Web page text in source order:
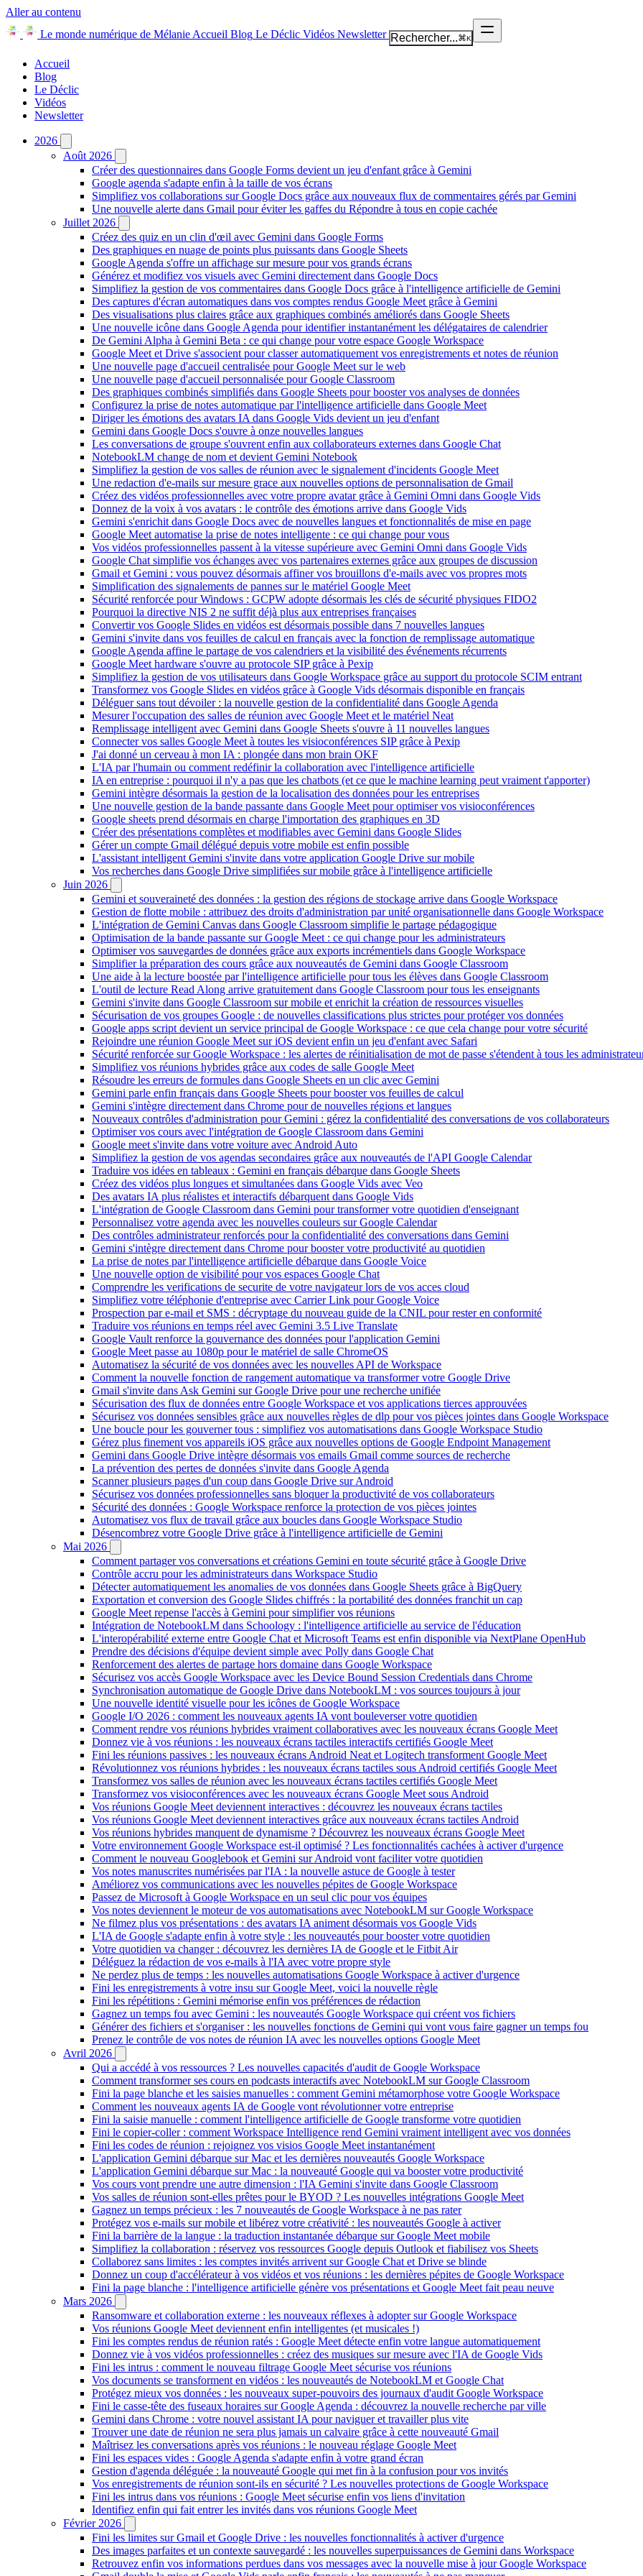
Aller au contenu
Le monde numérique de Mélanie Accueil Blog Le Déclic Vidéos Newsletter Rechercher...⌘K
Accueil
Blog
Le Déclic
Vidéos
Newsletter
2026
Août 2026
Créer des questionnaires dans Google Forms devient un jeu d'enfant grâce à Gemini
Google agenda s'adapte enfin à la taille de vos écrans
Simplifiez vos collaborations sur Google Docs grâce aux nouveaux flux de commentaires gérés par Gemini
Une nouvelle alerte dans Gmail pour éviter les gaffes du Répondre à tous en copie cachée
Juillet 2026
Créez des quiz en un clin d'œil avec Gemini dans Google Forms
Des graphiques en nuage de points plus puissants dans Google Sheets
Google Agenda s'offre un affichage sur mesure pour vos grands écrans
Générez et modifiez vos visuels avec Gemini directement dans Google Docs
Simplifiez la gestion de vos commentaires dans Google Docs grâce à l'intelligence artificielle de Gemini
Des captures d'écran automatiques dans vos comptes rendus Google Meet grâce à Gemini
Des visualisations plus claires grâce aux graphiques combinés améliorés dans Google Sheets
Une nouvelle icône dans Google Agenda pour identifier instantanément les délégataires de calendrier
De Gemini Alpha à Gemini Beta : ce qui change pour votre espace Google Workspace
Google Meet et Drive s'associent pour classer automatiquement vos enregistrements et notes de réunion
Une nouvelle page d'accueil centralisée pour Google Meet sur le web
Une nouvelle page d'accueil personnalisée pour Google Classroom
Des graphiques combinés simplifiés dans Google Sheets pour booster vos analyses de données
Configurez la prise de notes automatique par l'intelligence artificielle dans Google Meet
Diriger les émotions des avatars IA dans Google Vids devient un jeu d'enfant
Gemini dans Google Docs s'ouvre à onze nouvelles langues
Les conversations de groupe s'ouvrent enfin aux collaborateurs externes dans Google Chat
NotebookLM change de nom et devient Gemini Notebook
Simplifiez la gestion de vos salles de réunion avec le signalement d'incidents Google Meet
Une redaction d'e-mails sur mesure grace aux nouvelles options de personnalisation de Gmail
Créez des vidéos professionnelles avec votre propre avatar grâce à Gemini Omni dans Google Vids
Donnez de la voix à vos avatars : le contrôle des émotions arrive dans Google Vids
Gemini s'enrichit dans Google Docs avec de nouvelles langues et fonctionnalités de mise en page
Google Meet automatise la prise de notes intelligente : ce qui change pour vous
Vos vidéos professionnelles passent à la vitesse supérieure avec Gemini Omni dans Google Vids
Google Chat simplifie vos échanges avec vos partenaires externes grâce aux groupes de discussion
Gmail et Gemini : vous pouvez désormais affiner vos brouillons d'e-mails avec vos propres mots
Simplification des signalements de pannes sur le matériel Google Meet
Sécurité renforcée pour Windows : GCPW adopte désormais les clés de sécurité physiques FIDO2
Pourquoi la directive NIS 2 ne suffit déjà plus aux entreprises françaises
Convertir vos Google Slides en vidéos est désormais possible dans 7 nouvelles langues
Gemini s'invite dans vos feuilles de calcul en français avec la fonction de remplissage automatique
Google Agenda affine le partage de vos calendriers et la visibilité des événements récurrents
Google Meet hardware s'ouvre au protocole SIP grâce à Pexip
Simplifiez la gestion de vos utilisateurs dans Google Workspace grâce au support du protocole SCIM entrant
Transformez vos Google Slides en vidéos grâce à Google Vids désormais disponible en français
Déléguer sans tout dévoiler : la nouvelle gestion de la confidentialité dans Google Agenda
Mesurer l'occupation des salles de réunion avec Google Meet et le matériel Neat
Remplissage intelligent avec Gemini dans Google Sheets s'ouvre à 11 nouvelles langues
Connecter vos salles Google Meet à toutes les visioconférences SIP grâce à Pexip
J'ai donné un cerveau à mon IA : plongée dans mon brain OKF
L'IA par l'humain ou comment redéfinir la collaboration avec l'intelligence artificielle
IA en entreprise : pourquoi il n'y a pas que les chatbots (et ce que le machine learning peut vraiment t'apporter)
Gemini intègre désormais la gestion de la localisation des données pour les entreprises
Une nouvelle gestion de la bande passante dans Google Meet pour optimiser vos visioconférences
Google sheets prend désormais en charge l'importation des graphiques en 3D
Créer des présentations complètes et modifiables avec Gemini dans Google Slides
Gérer un compte Gmail délégué depuis votre mobile est enfin possible
L'assistant intelligent Gemini s'invite dans votre application Google Drive sur mobile
Vos recherches dans Google Drive simplifiées sur mobile grâce à l'intelligence artificielle
Juin 2026
Gemini et souveraineté des données : la gestion des régions de stockage arrive dans Google Workspace
Gestion de flotte mobile : attribuez des droits d'administration par unité organisationnelle dans Google Workspace
L'intégration de Gemini Canvas dans Google Classroom simplifie le partage pédagogique
Optimisation de la bande passante sur Google Meet : ce qui change pour les administrateurs
Optimiser vos sauvegardes de données grâce aux exports incrémentiels dans Google Workspace
Simplifier la préparation des cours grâce aux nouveautés de Gemini dans Google Classroom
Une aide à la lecture boostée par l'intelligence artificielle pour tous les élèves dans Google Classroom
L'outil de lecture Read Along arrive gratuitement dans Google Classroom pour tous les enseignants
Gemini s'invite dans Google Classroom sur mobile et enrichit la création de ressources visuelles
Sécurisation de vos groupes Google : de nouvelles classifications plus strictes pour protéger vos données
Google apps script devient un service principal de Google Workspace : ce que cela change pour votre sécurité
Rejoindre une réunion Google Meet sur iOS devient enfin un jeu d'enfant avec Safari
Sécurité renforcée sur Google Workspace : les alertes de réinitialisation de mot de passe s'étendent à tous les
Simplifiez vos réunions hybrides grâce aux codes de salle Google Meet
Résoudre les erreurs de formules dans Google Sheets en un clic avec Gemini
Gemini parle enfin français dans Google Sheets pour booster vos feuilles de calcul
Gemini s'intègre directement dans Chrome pour de nouvelles régions et langues
Nouveaux contrôles d'administration pour Gemini : gérez la confidentialité des conversations de vos collaborateurs
Optimiser vos cours avec l'intégration de Google Classroom dans Gemini
Google meet s'invite dans votre voiture avec Android Auto
Simplifiez la gestion de vos agendas secondaires grâce aux nouveautés de l'API Google Calendar
Traduire vos idées en tableaux : Gemini en français débarque dans Google Sheets
Créez des vidéos plus longues et simultanées dans Google Vids avec Veo
Des avatars IA plus réalistes et interactifs débarquent dans Google Vids
L'intégration de Google Classroom dans Gemini pour transformer votre quotidien d'enseignant
Personnalisez votre agenda avec les nouvelles couleurs sur Google Calendar
Des contrôles administrateur renforcés pour la confidentialité des conversations dans Gemini
Gemini s'intègre directement dans Chrome pour booster votre productivité au quotidien
La prise de notes par l'intelligence artificielle débarque dans Google Voice
Une nouvelle option de visibilité pour vos espaces Google Chat
Comprendre les verifications de securite de votre navigateur lors de vos acces cloud
Simplifiez votre téléphonie d'entreprise avec Carrier Link pour Google Voice
Prospection par e-mail et SMS : décryptage du nouveau guide de la CNIL pour rester en conformité
Traduire vos réunions en temps réel avec Gemini 3.5 Live Translate
Google Vault renforce la gouvernance des données pour l'application Gemini
Google Meet passe au 1080p pour le matériel de salle ChromeOS
Automatisez la sécurité de vos données avec les nouvelles API de Workspace
Comment la nouvelle fonction de rangement automatique va transformer votre Google Drive
Gmail s'invite dans Ask Gemini sur Google Drive pour une recherche unifiée
Sécurisation des flux de données entre Google Workspace et vos applications tierces approuvées
Sécurisez vos données sensibles grâce aux nouvelles règles de dlp pour vos pièces jointes dans Google Workspace
Une boucle pour les gouverner tous : simplifiez vos automatisations dans Google Workspace Studio
Gérez plus finement vos appareils iOS grâce aux nouvelles options de Google Endpoint Management
Gemini dans Google Drive intègre désormais vos emails Gmail comme sources de recherche
La prévention des pertes de données s'invite dans Google Agenda
Scanner plusieurs pages d'un coup dans Google Drive sur Android
Sécurisez vos données professionnelles sans bloquer la productivité de vos collaborateurs
Sécurité des données : Google Workspace renforce la protection de vos pièces jointes
Automatisez vos flux de travail grâce aux boucles dans Google Workspace Studio
Désencombrez votre Google Drive grâce à l'intelligence artificielle de Gemini
Mai 2026
Comment partager vos conversations et créations Gemini en toute sécurité grâce à Google Drive
Contrôle accru pour les administrateurs dans Workspace Studio
Détecter automatiquement les anomalies de vos données dans Google Sheets grâce à BigQuery
Exportation et conversion des Google Slides chiffrés : la portabilité des données franchit un cap
Google Meet repense l'accès à Gemini pour simplifier vos réunions
Intégration de NotebookLM dans Schoology : l'intelligence artificielle au service de l'éducation
L'interopérabilité externe entre Google Chat et Microsoft Teams est enfin disponible via NextPlane OpenHub
Prendre des décisions d'équipe devient simple avec Polly dans Google Chat
Renforcement des alertes de partage hors domaine dans Google Workspace
Sécurisez vos accès Google Workspace avec les Device Bound Session Credentials dans Chrome
Synchronisation automatique de Google Drive dans NotebookLM : vos sources toujours à jour
Une nouvelle identité visuelle pour les icônes de Google Workspace
Google I/O 2026 : comment les nouveaux agents IA vont bouleverser votre quotidien
Comment rendre vos réunions hybrides vraiment collaboratives avec les nouveaux écrans Google Meet
Donnez vie à vos réunions : les nouveaux écrans tactiles interactifs certifiés Google Meet
Fini les réunions passives : les nouveaux écrans Android Neat et Logitech transforment Google Meet
Révolutionnez vos réunions hybrides : les nouveaux écrans tactiles sous Android certifiés Google Meet
Transformez vos salles de réunion avec les nouveaux écrans tactiles certifiés Google Meet
Transformez vos visioconférences avec les nouveaux écrans Google Meet sous Android
Vos réunions Google Meet deviennent interactives : découvrez les nouveaux écrans tactiles
Vos réunions Google Meet deviennent interactives grâce aux nouveaux écrans tactiles Android
Vos réunions hybrides manquent de dynamisme ? Découvrez les nouveaux écrans Google Meet
Votre environnement Google Workspace est-il optimisé ? Les fonctionnalités cachées à activer d'urgence
Comment le nouveau Googlebook et Gemini sur Android vont faciliter votre quotidien
Vos notes manuscrites numérisées par l'IA : la nouvelle astuce de Google à tester
Améliorez vos communications avec les nouvelles pépites de Google Workspace
Passez de Microsoft à Google Workspace en un seul clic pour vos équipes
Vos notes deviennent le moteur de vos automatisations avec NotebookLM sur Google Workspace
Ne filmez plus vos présentations : des avatars IA animent désormais vos Google Vids
L'IA de Google s'adapte enfin à votre style : les nouveautés pour booster votre quotidien
Votre quotidien va changer : découvrez les dernières IA de Google et le Fitbit Air
Déléguez la rédaction de vos e-mails à l'IA avec votre propre style
Ne perdez plus de temps : les nouvelles automatisations Google Workspace à activer d'urgence
Fini les enregistrements à votre insu sur Google Meet, voici la nouvelle règle
Fini les répétitions : Gemini mémorise enfin vos préférences de rédaction
Gagnez un temps fou avec Gemini : les nouveautés Google Workspace qui créent vos fichiers
Générer des fichiers et s'organiser : les nouvelles fonctions de Gemini qui vont vous faire gagner un temps fou
Prenez le contrôle de vos notes de réunion IA avec les nouvelles options Google Meet
Avril 2026
Qui a accédé à vos ressources ? Les nouvelles capacités d'audit de Google Workspace
Comment transformer ses cours en podcasts interactifs avec NotebookLM sur Google Classroom
Fini la page blanche et les saisies manuelles : comment Gemini métamorphose votre Google Workspace
Comment les nouveaux agents IA de Google vont révolutionner votre entreprise
Fini la saisie manuelle : comment l'intelligence artificielle de Google transforme votre quotidien
Fini le copier-coller : comment Workspace Intelligence rend Gemini vraiment intelligent avec vos données
Fini les codes de réunion : rejoignez vos visios Google Meet instantanément
L'application Gemini débarque sur Mac et les dernières nouveautés Google Workspace
L'application Gemini débarque sur Mac : la nouveauté Google qui va booster votre productivité
Vos cours vont prendre une autre dimension : l'IA Gemini s'invite dans Google Classroom
Vos salles de réunion sont-elles prêtes pour le BYOD ? Les nouvelles intégrations Google Meet
Gagnez un temps précieux : les 7 nouveautés de Google Workspace à ne pas rater
Protégez vos e-mails sur mobile et libérez votre créativité : les nouveautés Google à activer
Fini la barrière de la langue : la traduction instantanée débarque sur Google Meet mobile
Simplifiez la collaboration : réservez vos ressources Google depuis Outlook et fiabilisez vos Sheets
Collaborez sans limites : les comptes invités arrivent sur Google Chat et Drive se blinde
Donnez un coup d'accélérateur à vos vidéos et vos réunions : les dernières pépites de Google Workspace
Fini la page blanche : l'intelligence artificielle génère vos présentations et Google Meet fait peau neuve
Mars 2026
Ransomware et collaboration externe : les nouveaux réflexes à adopter sur Google Workspace
Vos réunions Google Meet deviennent enfin intelligentes (et musicales !)
Fini les comptes rendus de réunion ratés : Google Meet détecte enfin votre langue automatiquement
Donnez vie à vos vidéos professionnelles : créez des musiques sur mesure avec l'IA de Google Vids
Fini les intrus : comment le nouveau filtrage Google Meet sécurise vos réunions
Vos documents se transforment en vidéos : les nouveautés de NotebookLM et Google Chat
Protégez mieux vos données : les nouveaux super-pouvoirs des journaux d'audit Google Workspace
Fini le casse-tête des fuseaux horaires sur Google Agenda : découvrez la nouvelle recherche par ville
Gemini dans Chrome : votre nouvel assistant IA pour naviguer et travailler plus vite
Trouver une date de réunion ne sera plus jamais un calvaire grâce à cette nouveauté Gmail
Maîtrisez les conversations après vos réunions : le nouveau réglage Google Meet
Fini les espaces vides : Google Agenda s'adapte enfin à votre grand écran
Gestion d'agenda déléguée : la nouveauté Google qui met fin à la confusion pour vos invités
Vos enregistrements de réunion sont-ils en sécurité ? Les nouvelles protections de Google Workspace
Fini les intrus dans vos réunions : Google Meet sécurise enfin vos liens d'invitation
Identifiez enfin qui fait entrer les invités dans vos réunions Google Meet
Février 2026
Fini les limites sur Gmail et Google Drive : les nouvelles fonctionnalités à activer d'urgence
Des images parfaites et un contexte sauvegardé : les nouvelles superpuissances de Gemini dans Workspace
Retrouvez enfin vos informations perdues dans vos messages avec la nouvelle mise à jour Google Workspace